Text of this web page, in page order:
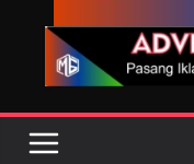
Sebenarnya